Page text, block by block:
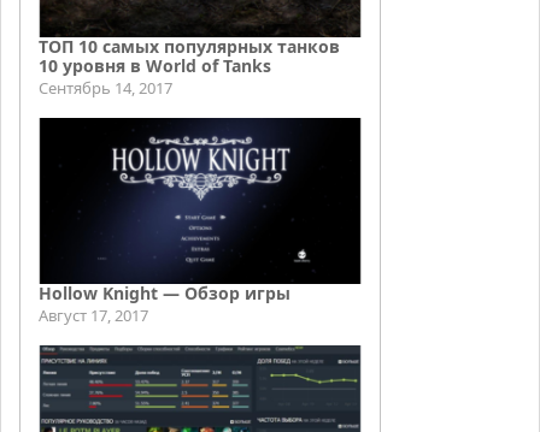
ТОП 10 самых популярных танков
10 уровня в World of Tanks
Сентябрь 14, 2017
Hollow Knight — Обзор игры
Август 17, 2017